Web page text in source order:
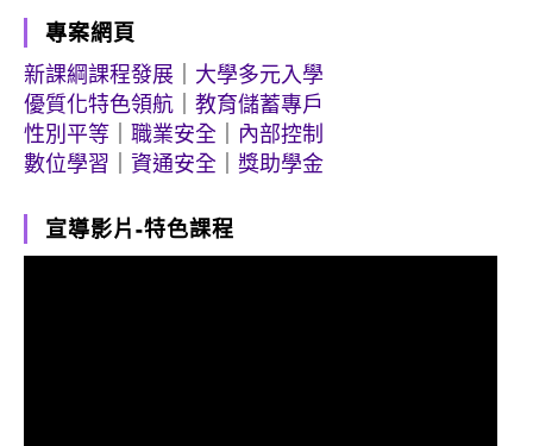
專案網頁
新課綱課程發展
大學多元入學
優質化特色領航
教育儲蓄專戶
性別平等
職業安全
內部控制
數位學習
資通安全 獎助學金
宣導影片-特色課程